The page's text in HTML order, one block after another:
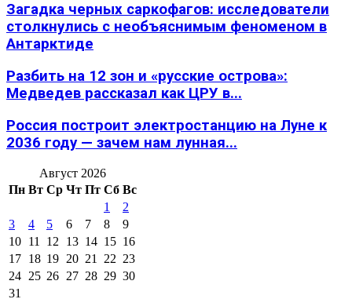
Загадка черных саркофагов: исследователи
столкнулись с необъяснимым феноменом в
Антарктиде
Разбить на 12 зон и «русские острова»:
Медведев рассказал как ЦРУ в...
Россия построит электростанцию на Луне к
2036 году — зачем нам лунная...
Август 2026
Пн Вт Ср Чт Пт Сб Вс
1
2
3
4 5 6 7 8
9
10 11 12 13 14 15 16
17 18 19 20 21 22 23
24 25 26 27 28 29 30
31